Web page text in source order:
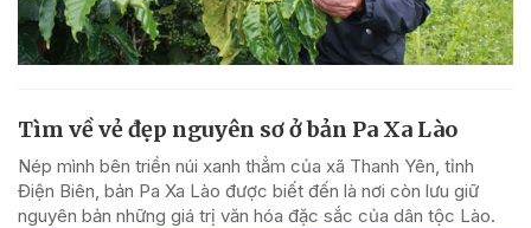
Tìm về vẻ đẹp nguyên sơ ở bản Pa Xa Lào
Nép mình bên triền núi xanh thẳm của xã Thanh Yên, tỉnh
Điện Biên, bản Pa Xa Lào được biết đến là nơi còn lưu giữ
nguyên bản những giá trị văn hóa đặc sắc của dân tộc Lào.